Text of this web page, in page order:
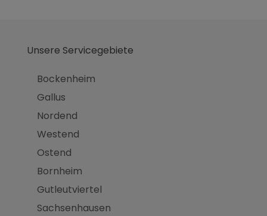
Unsere Servicegebiete
Bockenheim
Gallus
Nordend
Westend
Ostend
Bornheim
Gutleutviertel
Sachsenhausen